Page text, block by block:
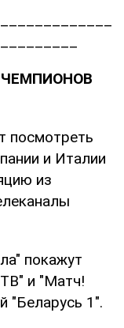
посмотреть
и Италии
из
покажут
и "Матч!
"Беларусь 1".